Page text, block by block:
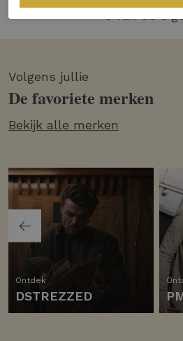
6 van de 6
Volgens jullie
De favoriete merken
Bekijk alle merken
Ontdek
DSTREZZED